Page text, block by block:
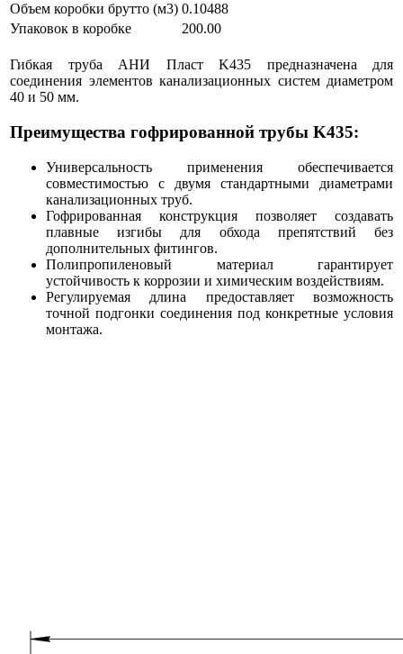
Объем коробки брутто (м3) 0.10488
Упаковок в коробке
200.00
Гибкая труба АНИ Пласт K435 предназначена для
соединения элементов канализационных систем диаметром
40 и 50 мм.
Преимущества гофрированной трубы K435:
Универсальность применения обеспечивается
совместимостью с двумя стандартными диаметрами
канализационных труб.
Гофрированная конструкция позволяет создавать
плавные изгибы для обхода препятствий без
дополнительных фитингов.
Полипропиленовый материал гарантирует
устойчивость к коррозии и химическим воздействиям.
Регулируемая длина предоставляет возможность
точной подгонки соединения под конкретные условия
монтажа.